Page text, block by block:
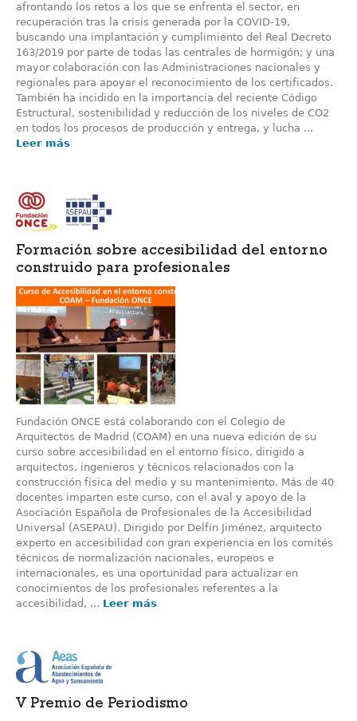
afrontando los retos a los que se enfrenta el sector, en
recuperación tras la crisis generada por la COVID-19,
buscando una implantación y cumplimiento del Real Decreto
163/2019 por parte de todas las centrales de hormigón; y una
mayor colaboración con las Administraciones nacionales y
regionales para apoyar el reconocimiento de los certificados.
También ha incidido en la importancia del reciente Código
Estructural, sostenibilidad y reducción de los niveles de CO2
en todos los procesos de producción y entrega, y lucha ...
Leer más
Formación sobre accesibilidad del entorno
construido para profesionales
Fundación ONCE está colaborando con el Colegio de
Arquitectos de Madrid (COAM) en una nueva edición de su
curso sobre accesibilidad en el entorno físico, dirigido a
arquitectos, ingenieros y técnicos relacionados con la
construcción física del medio y su mantenimiento. Más de 40
docentes imparten este curso, con el aval y apoyo de la
Asociación Española de Profesionales de la Accesibilidad
Universal (ASEPAU). Dirigido por Delfín Jiménez, arquitecto
experto en accesibilidad con gran experiencia en los comités
técnicos de normalización nacionales, europeos e
internacionales, es una oportunidad para actualizar en
conocimientos de los profesionales referentes a la
accesibilidad, ... Leer más
V Premio de Periodismo